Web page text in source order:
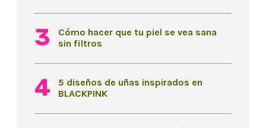
Cómo hacer que tu piel se vea sana
sin filtros
5 diseños de uñas inspirados en
BLACKPINK